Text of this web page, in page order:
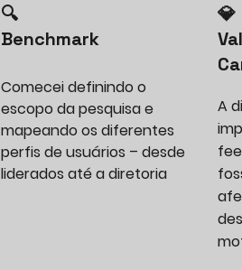
🔍
Benchmark
Comecei definindo o
escopo da pesquisa e
mapeando os diferentes
perfis de usuários – desde
liderados até a diretoria
💎
A